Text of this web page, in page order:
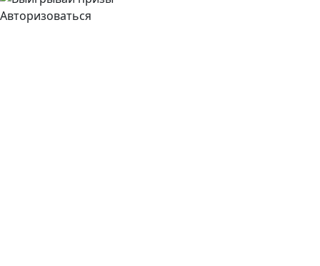
Авторизоваться